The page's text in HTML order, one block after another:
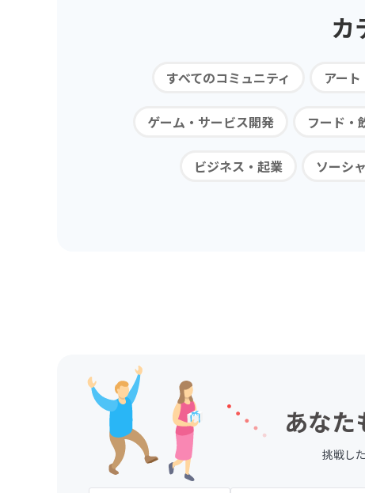
カ
すべてのコミュニティ アー
ゲーム・サービス開発 フード・
ビジネス・起業 ソーシ
あなた
挑戦し